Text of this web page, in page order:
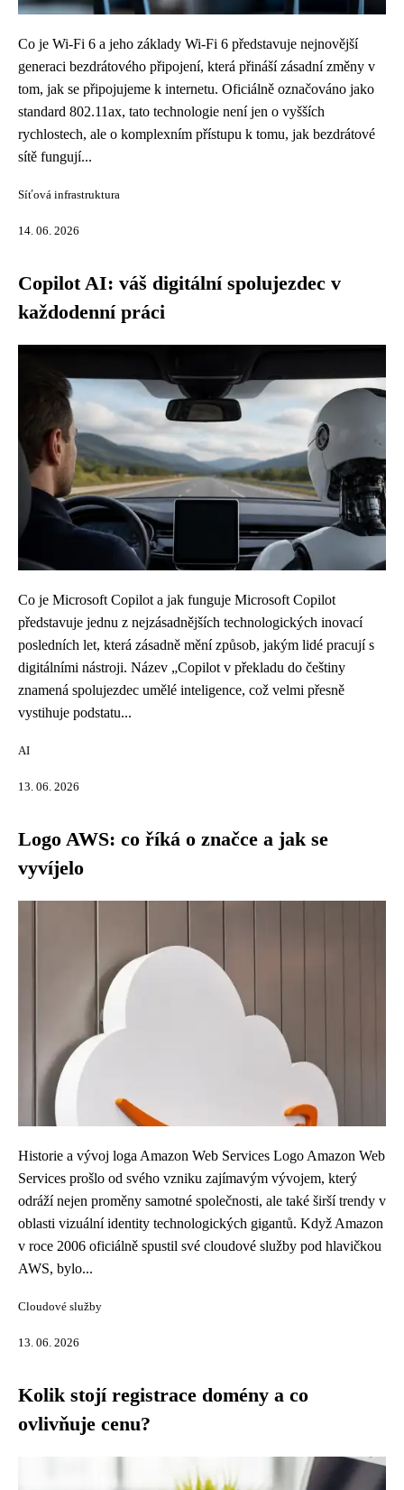
Co je Wi-Fi 6 a jeho základy Wi-Fi 6 představuje nejnovější
generaci bezdrátového připojení, která přináší zásadní změny v
tom, jak se připojujeme k internetu. Oficiálně označováno jako
standard 802.11ax, tato technologie není jen o vyšších
rychlostech, ale o komplexním přístupu k tomu, jak bezdrátové
sítě fungují...
Síťová infrastruktura
14. 06. 2026
Copilot AI: váš digitální spolujezdec v
každodenní práci
Co je Microsoft Copilot a jak funguje Microsoft Copilot
představuje jednu z nejzásadnějších technologických inovací
posledních let, která zásadně mění způsob, jakým lidé pracují s
digitálními nástroji. Název „Copilot v překladu do češtiny
znamená spolujezdec umělé inteligence, což velmi přesně
vystihuje podstatu...
AI
13. 06. 2026
Logo AWS: co říká o značce a jak se
vyvíjelo
Historie a vývoj loga Amazon Web Services Logo Amazon Web
Services prošlo od svého vzniku zajímavým vývojem, který
odráží nejen proměny samotné společnosti, ale také širší trendy v
oblasti vizuální identity technologických gigantů. Když Amazon
v roce 2006 oficiálně spustil své cloudové služby pod hlavičkou
AWS, bylo...
Cloudové služby
13. 06. 2026
Kolik stojí registrace domény a co
ovlivňuje cenu?